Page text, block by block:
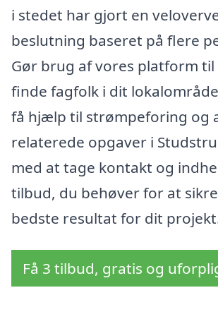
i stedet har gjort en
beslutning baseret på flere
Gør brug af vores platform
finde fagfolk i dit
få hjælp til strømpeforing og
relaterede opgaver i
med at tage kontakt og
tilbud, du behøver for at
bedste resultat for dit
Få 3 tilbud, gratis og